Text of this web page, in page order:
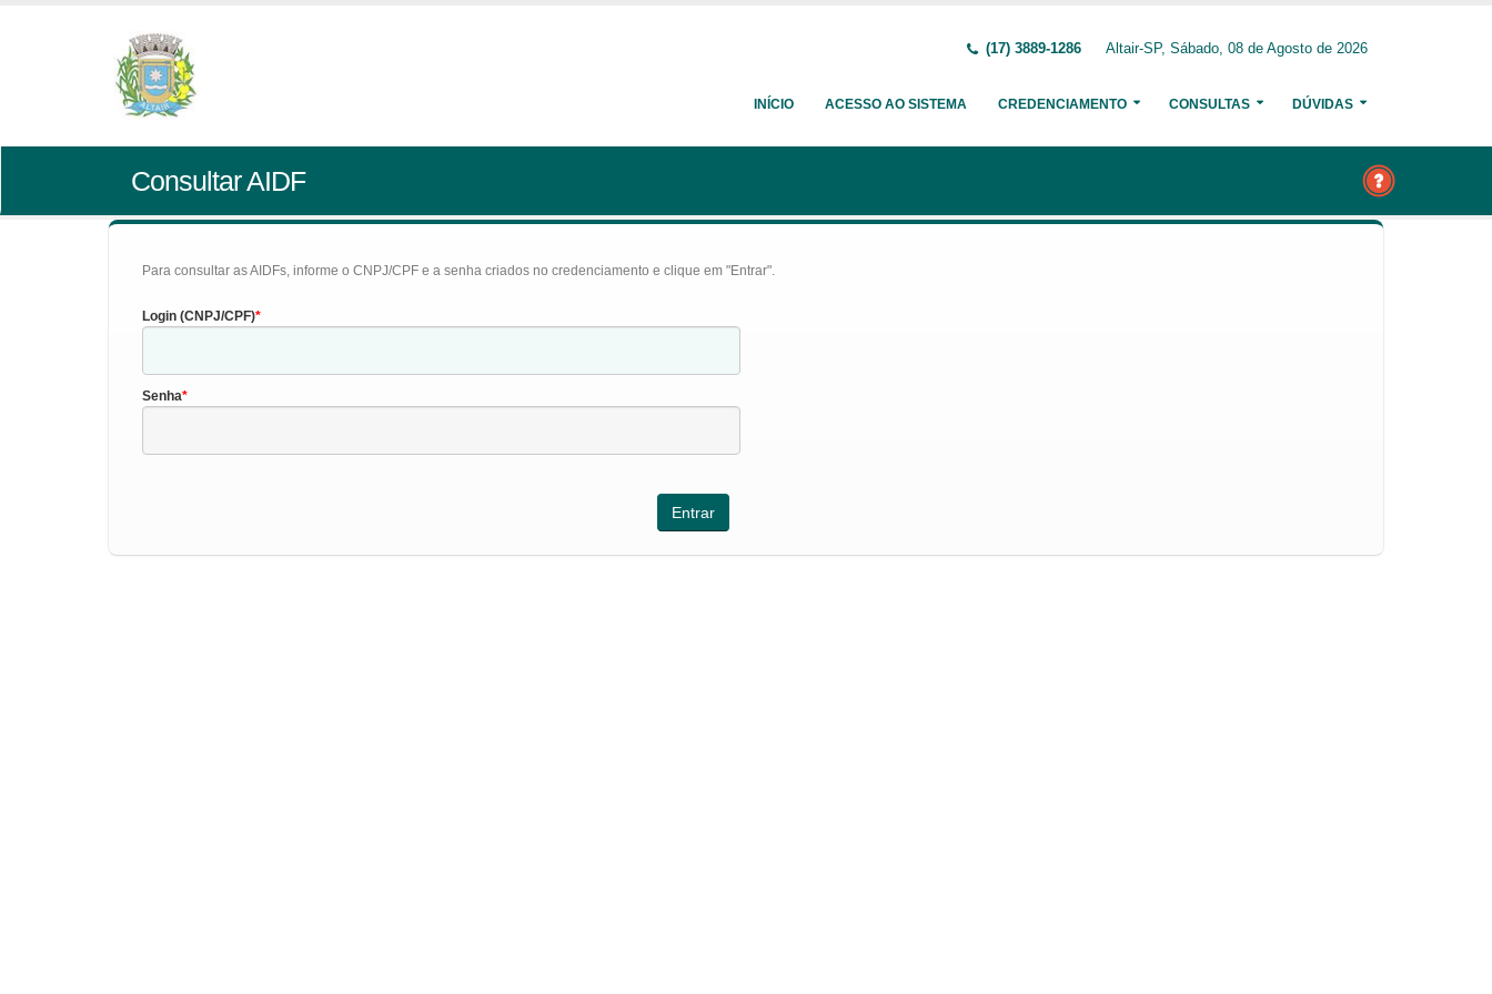
(17) 3889-1286 Altair-SP, Sábado, 08 de Agosto de 2026
INÍCIO ACESSO AO SISTEMA CREDENCIAMENTO CONSULTAS DÚVIDAS
Consultar AIDF
Para consultar as AIDFs, informe o CNPJ/CPF e a senha criados no credenciamento e clique em "Entrar".
Login (CNPJ/CPF)
Senha